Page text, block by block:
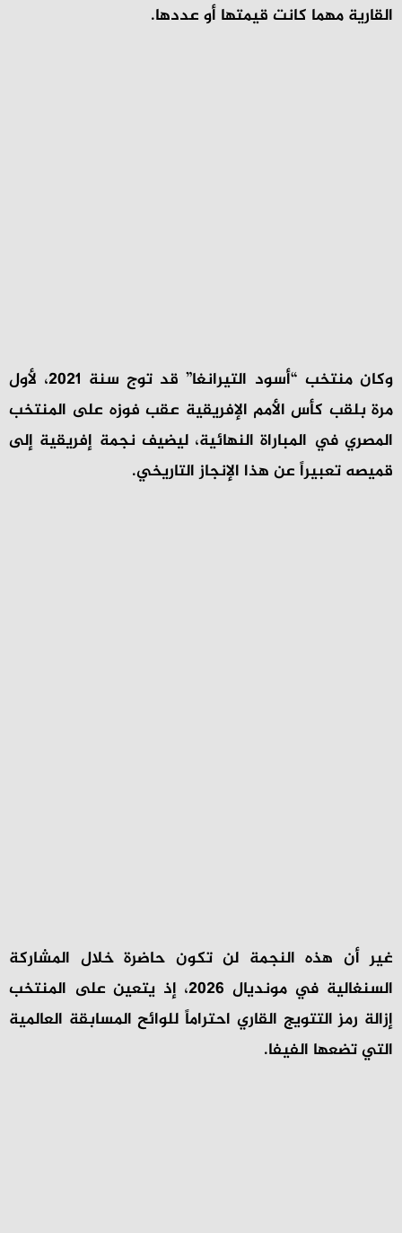
القارية مهما كانت قيمتها أو عددها.
وكان منتخب “أسود التيرانغا” قد توج سنة 2021، لأول
مرة بلقب كأس الأمم الإفريقية عقب فوزه على المنتخب
المصري في المباراة النهائية، ليضيف نجمة إفريقية إلى
قميصه تعبيراً عن هذا الإنجاز التاريخي.
غير أن هذه النجمة لن تكون حاضرة خلال المشاركة
السنغالية في مونديال 2026، إذ يتعين على المنتخب
إزالة رمز التتويج القاري احتراماً للوائح المسابقة العالمية
التي تضعها الفيفا.